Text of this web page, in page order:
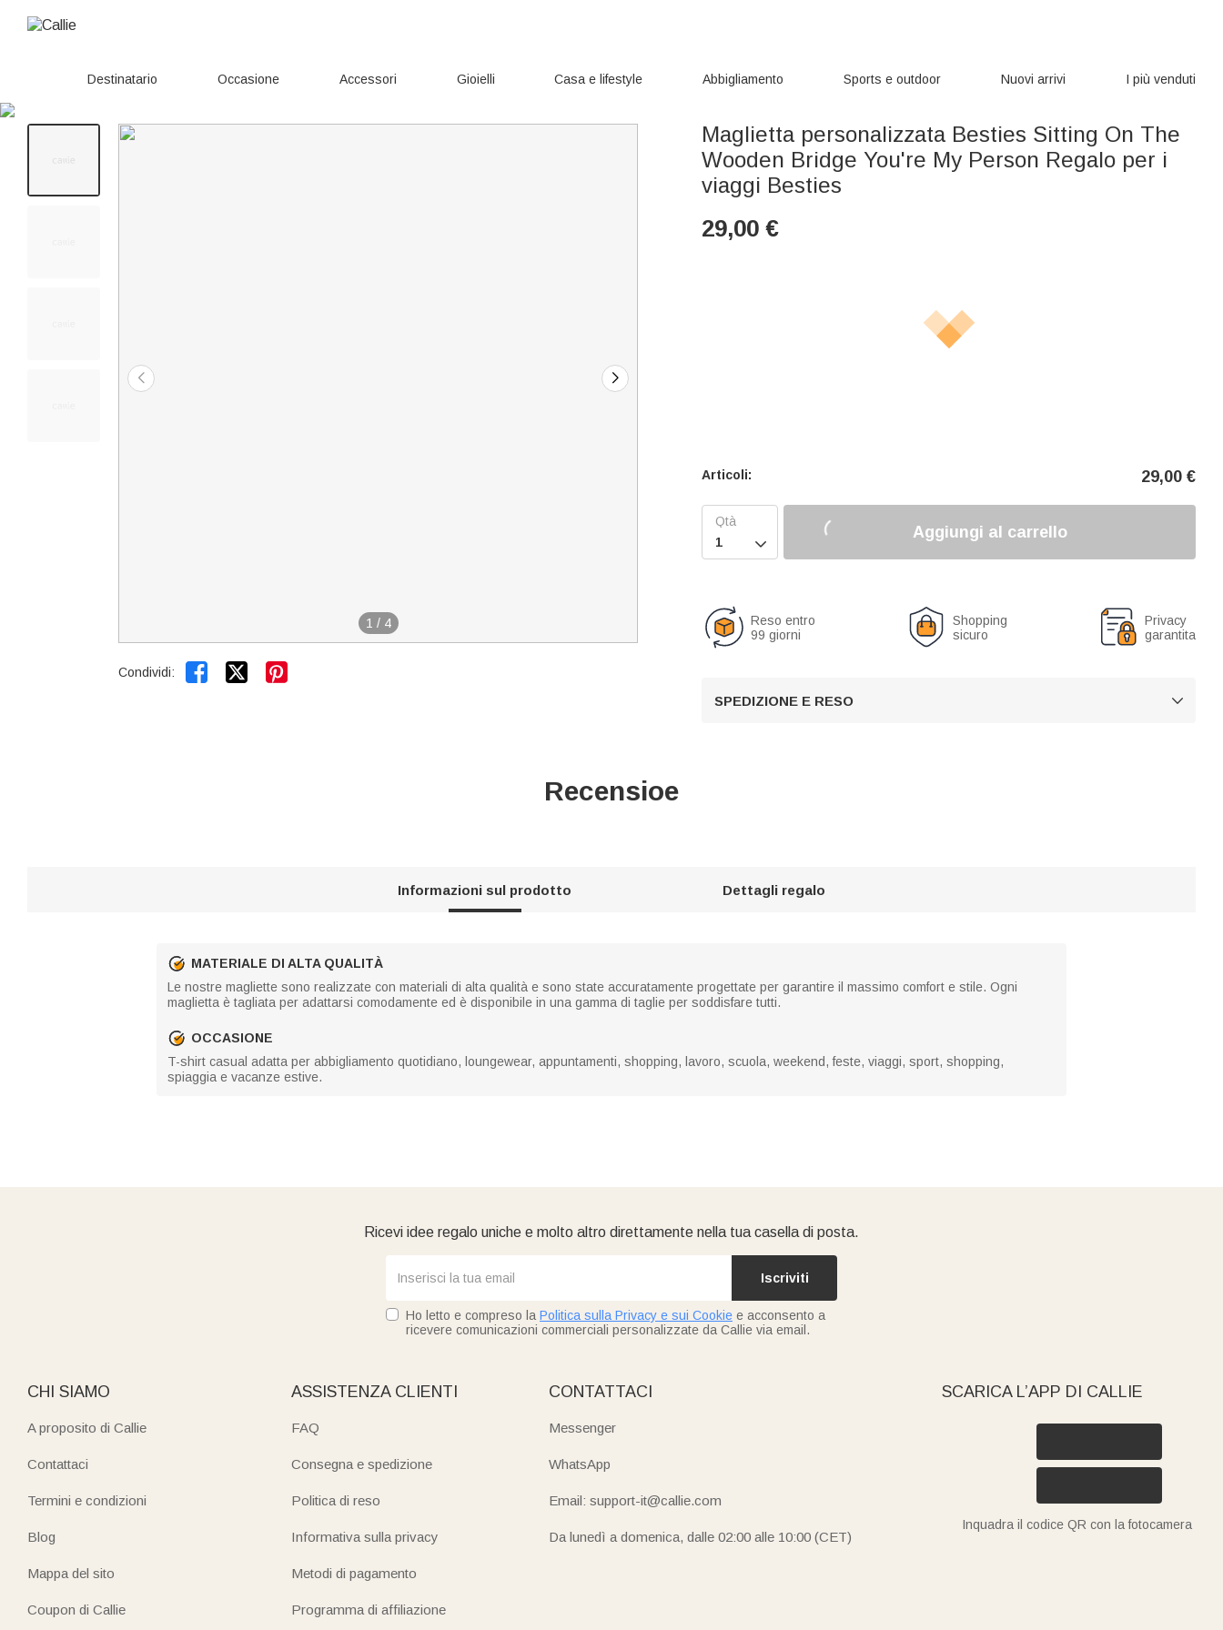
Destinatario Occasione Accessori Gioielli Casa e lifestyle Abbigliamento Sports e outdoor Nuovi arrivi I più venduti
1 / 4
Condividi:  
Maglietta personalizzata Besties Sitting On The
Wooden Bridge You're My Person Regalo per i
viaggi Besties
29,00 €
Articoli: 29,00 €

Aggiungi al carrello
Reso entro
99 giorni
Shopping
sicuro
Privacy
garantita
SPEDIZIONE E RESO 
Recensioe
Informazioni sul prodotto Dettagli regalo
MATERIALE DI ALTA QUALITÀ
Le nostre magliette sono realizzate con materiali di alta qualità e sono state accuratamente progettate per garantire il massimo comfort e stile. Ogni
maglietta è tagliata per adattarsi comodamente ed è disponibile in una gamma di taglie per soddisfare tutti.
OCCASIONE
T-shirt casual adatta per abbigliamento quotidiano, loungewear, appuntamenti, shopping, lavoro, scuola, weekend, feste, viaggi, sport, shopping,
spiaggia e vacanze estive.
Ricevi idee regalo uniche e molto altro direttamente nella tua casella di posta.
Iscriviti
Ho letto e compreso la Politica sulla Privacy e sui Cookie e acconsento a
ricevere comunicazioni commerciali personalizzate da Callie via email.
CHI SIAMO
A proposito di Callie
Contattaci
Termini e condizioni
Blog
Mappa del sito
Coupon di Callie
ASSISTENZA CLIENTI
FAQ
Consegna e spedizione
Politica di reso
Informativa sulla privacy
Metodi di pagamento
Programma di affiliazione
CONTATTACI
Messenger
WhatsApp
Email: support-it@callie.com
Da lunedì a domenica, dalle 02:00 alle 10:00 (CET)
SCARICA L’APP DI CALLIE
Inquadra il codice QR con la fotocamera